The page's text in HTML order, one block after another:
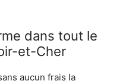
dans tout le
et-Cher
aucun frais la